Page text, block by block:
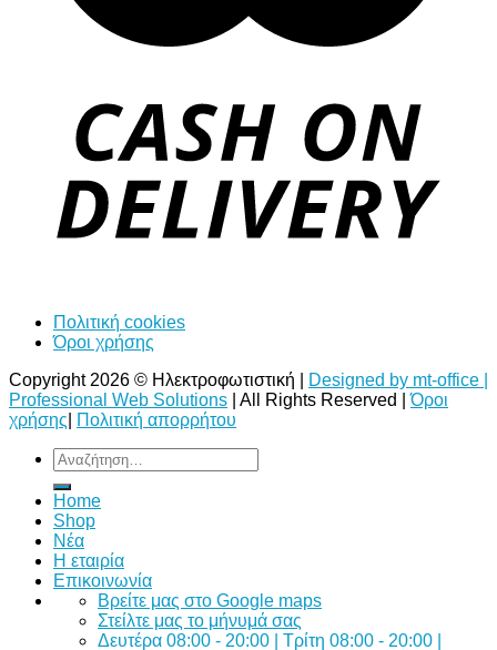
Πολιτική cookies
Όροι χρήσης
Copyright 2026 © Ηλεκτροφωτιστική |
Designed by mt-office |
Professional Web Solutions | All Rights Reserved |Όροι
χρήσης
Πολιτική απορρήτου
Αναζήτηση
για:
Home
Shop
Νέα
Η εταιρία
Επικοινωνία
Bρείτε μας στο Google maps
Στείλτε μας το μήνυμά σας
Δευτέρα 08:00 - 20:00 | Τρίτη 08:00 - 20:00 |